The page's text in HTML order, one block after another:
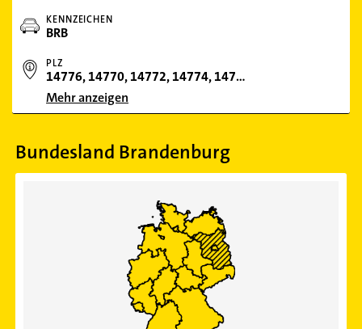
KENNZEICHEN
BRB
PLZ
14776, 14770, 14772, 14774, 14731
Mehr anzeigen
Bundesland Brandenburg